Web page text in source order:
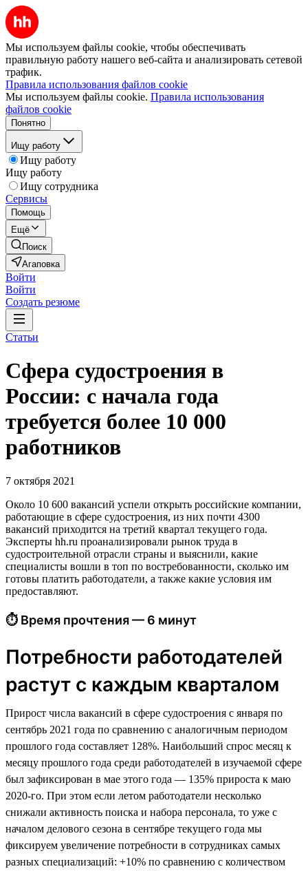
Мы используем файлы cookie, чтобы обеспечивать
правильную работу нашего веб-сайта и анализировать сетевой
трафик.
Правила использования файлов cookie
Мы используем файлы cookie. Правила использования
файлов cookie
Понятно
Ищу работу
Ищу работу
Ищу работу
Ищу сотрудника
Сервисы
Помощь
Ещё
Поиск
Агаповка
Войти
Войти
Создать резюме
Статьи
Сфера судостроения в
России: с начала года
требуется более 10 000
работников
7 октября 2021
Около 10 600 вакансий успели открыть российские компании,
работающие в сфере судостроения, из них почти 4300
вакансий приходится на третий квартал текущего года.
Эксперты hh.ru проанализировали рынок труда в
судостроительной отрасли страны и выяснили, какие
специалисты вошли в топ по востребованности, сколько им
готовы платить работодатели, а также какие условия им
предоставляют.
⏱ Время прочтения — 6 минут
Потребности работодателей
растут с каждым кварталом
Прирост числа вакансий в сфере судостроения с января по
сентябрь 2021 года по сравнению с аналогичным периодом
прошлого года составляет 128%. Наибольший спрос месяц к
месяцу прошлого года среди работодателей в изучаемой сфере
был зафиксирован в мае этого года — 135% прироста к маю
2020-го. При этом если летом работодатели несколько
снижали активность поиска и набора персонала, то уже с
началом делового сезона в сентябре текущего года мы
фиксируем увеличение потребности в сотрудниках самых
разных специализаций: +10% по сравнению с количеством